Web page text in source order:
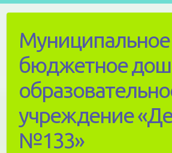
contentМуниципальное
бюджетное
учреждение
№133»